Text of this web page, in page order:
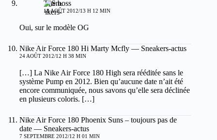
The boss
18 AOÛT 2012/13 H 12 MIN
Oui, sur le modèle OG
Nike Air Force 180 Hi Marty Mcfly — Sneakers-actus
24 AOÛT 2012/12 H 38 MIN
[…] La Nike Air Force 180 High sera rééditée sans le
système Pump en 2012. Bien qu’aucune date n’ait été
encore communiquée, nous savons qu’elle sera déclinée
en plusieurs coloris. […]
Nike Air Force 180 Phoenix Suns – toujours pas de
date — Sneakers-actus
7 SEPTEMBRE 2012/12 H 01 MIN